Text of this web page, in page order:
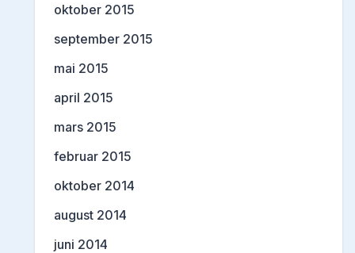
oktober 2015
september 2015
mai 2015
april 2015
mars 2015
februar 2015
oktober 2014
august 2014
juni 2014